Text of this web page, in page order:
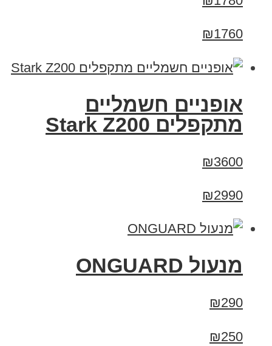
₪1760
‏אופניים חשמליים
‏מתקפלים Stark Z200
₪3600
₪2990
מנעול ONGUARD
₪290
₪250